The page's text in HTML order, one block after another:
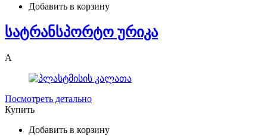
Добавить в корзину
სატრანსპორტო ურიკა
A
Посмотреть детально
Купить
Добавить в корзину